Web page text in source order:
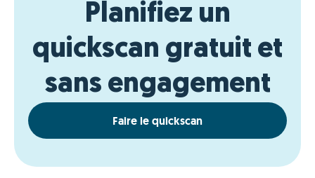
Planifiez un
quickscan gratuit et
sans engagement
Faire le quickscan